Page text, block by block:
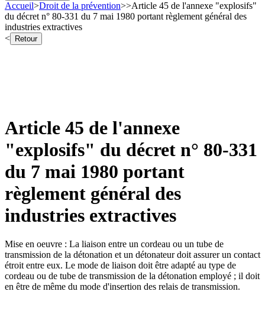
Accueil>Droit de la prévention>>Article 45 de l'annexe "explosifs"
du décret n° 80-331 du 7 mai 1980 portant règlement général des
industries extractives
<
Retour
Article 45 de l'annexe
"explosifs" du décret n° 80-331
du 7 mai 1980 portant
règlement général des
industries extractives
Mise en oeuvre : La liaison entre un cordeau ou un tube de
transmission de la détonation et un détonateur doit assurer un contact
étroit entre eux. Le mode de liaison doit être adapté au type de
cordeau ou de tube de transmission de la détonation employé ; il doit
en être de même du mode d'insertion des relais de transmission.